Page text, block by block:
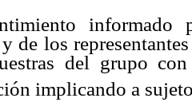
de los
del grupo
implicando a